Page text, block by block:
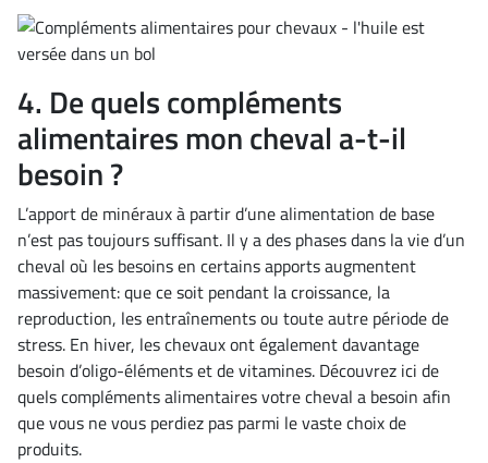
4. De quels compléments
alimentaires mon cheval a-t-il
besoin ?
L’apport de minéraux à partir d’une alimentation de base
n’est pas toujours suffisant. Il y a des phases dans la vie d’un
cheval où les besoins en certains apports augmentent
massivement: que ce soit pendant la croissance, la
reproduction, les entraînements ou toute autre période de
stress. En hiver, les chevaux ont également davantage
besoin d’oligo-éléments et de vitamines. Découvrez ici de
quels compléments alimentaires votre cheval a besoin afin
que vous ne vous perdiez pas parmi le vaste choix de
produits.